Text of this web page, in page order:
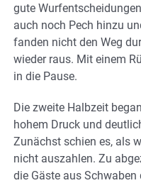
gute
auch noch Pech hinzu
fanden nicht den Weg
wieder raus. Mit einem
in die Pause.
Die zweite Halbzeit
hohem Druck und
Zunächst schien es, als
nicht auszahlen. Zu
die Gäste aus